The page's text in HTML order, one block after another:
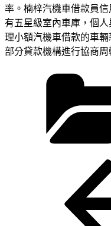
率。楠梓汽機車借款員
有五星級室內車庫，個
理小額汽機車借款的車
部分貸款機構進行協商周